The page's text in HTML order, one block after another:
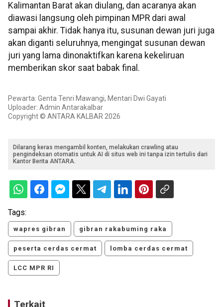
Kalimantan Barat akan diulang, dan acaranya akan
diawasi langsung oleh pimpinan MPR dari awal
sampai akhir. Tidak hanya itu, susunan dewan juri juga
akan diganti seluruhnya, mengingat susunan dewan
juri yang lama dinonaktifkan karena kekeliruan
memberikan skor saat babak final.
Pewarta: Genta Tenri Mawangi, Mentari Dwi Gayati
Uploader: Admin Antarakalbar
Copyright © ANTARA KALBAR 2026
Dilarang keras mengambil konten, melakukan crawling atau
pengindeksan otomatis untuk AI di situs web ini tanpa izin tertulis dari
Kantor Berita ANTARA.
Tags:
wapres gibran gibran rakabuming raka
peserta cerdas cermat lomba cerdas cermat
LCC MPR RI
Terkait